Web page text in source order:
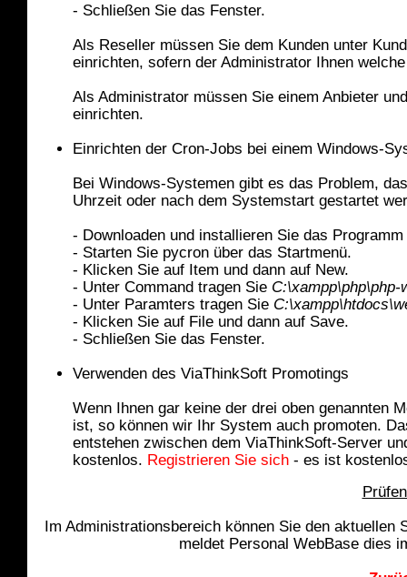
- Schließen Sie das Fenster.
Als Reseller müssen Sie dem Kunden unter
einrichten, sofern der Administrator Ihnen
Als Administrator müssen Sie einem Anbieter
einrichten.
Einrichten der Cron-Jobs bei einem Windows-
Bei Windows-Systemen gibt es das Problem,
Uhrzeit oder nach dem Systemstart gestartet
- Downloaden und installieren Sie das Programm
- Starten Sie pycron über das Startmenü.
- Klicken Sie auf Item und dann auf New.
- Unter Command tragen Sie C:\xampp\php\php-
- Unter Paramters tragen Sie
- Klicken Sie auf File und dann auf Save.
- Schließen Sie das Fenster.
Verwenden des ViaThinkSoft Promotings
Wenn Ihnen gar keine der drei oben genannten
ist, so können wir Ihr System auch promoten.
entstehen zwischen dem ViaThinkSoft-Server
kostenlos. Registrieren Sie sich - es ist
Im Administrationsbereich können Sie den
meldet Personal WebBase dies